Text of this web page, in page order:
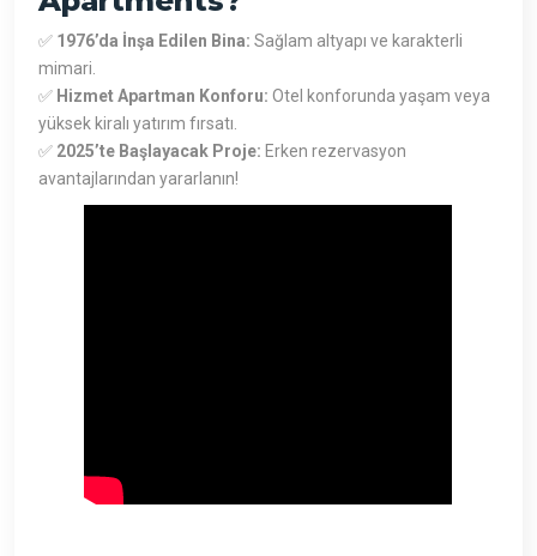
✅ 1976’da İnşa Edilen Bina: Sağlam altyapı ve karakterli
mimari.
✅ Hizmet Apartman Konforu: Otel konforunda yaşam veya
yüksek kiralı yatırım fırsatı.
✅ 2025’te Başlayacak Proje: Erken rezervasyon
avantajlarından yararlanın!